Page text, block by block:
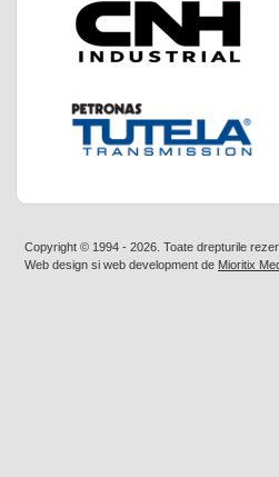
Copyright © 1994 - 2026. Toate drepturile
Web design si web development de Mioritix